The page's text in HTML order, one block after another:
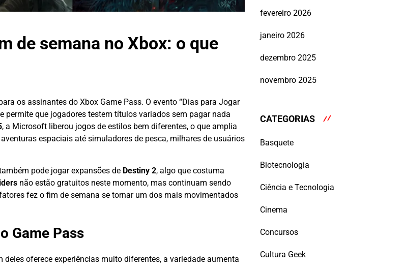
de semana no Xbox: o que
os assinantes do Xbox Game Pass. O evento “Dias para Jogar
permite que jogadores testem títulos variados sem pagar nada
, a Microsoft liberou jogos de estilos bem diferentes, o que amplia
espaciais até simuladores de pesca, milhares de usuários
pode jogar expansões de Destiny 2, algo que costuma
não estão gratuitos neste momento, mas continuam sendo
fez o fim de semana se tornar um dos mais movimentados
Game Pass
oferece experiências muito diferentes, a variedade aumenta
fevereiro 2026
janeiro 2026
dezembro 2025
novembro 2025
CATEGORIAS
Basquete
Biotecnologia
Ciência e Tecnologia
Cinema
Concursos
Cultura Geek